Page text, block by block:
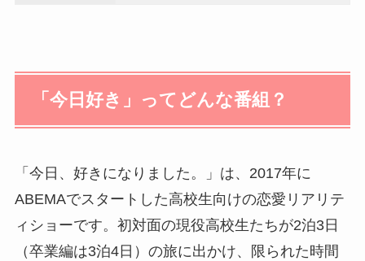
「今日好き」ってどんな番組？
「今日、好きになりました。」は、2017年に
ABEMAでスタートした高校生向けの恋愛リアリテ
ィショーです。初対面の現役高校生たちが2泊3日
（卒業編は3泊4日）の旅に出かけ、限られた時間